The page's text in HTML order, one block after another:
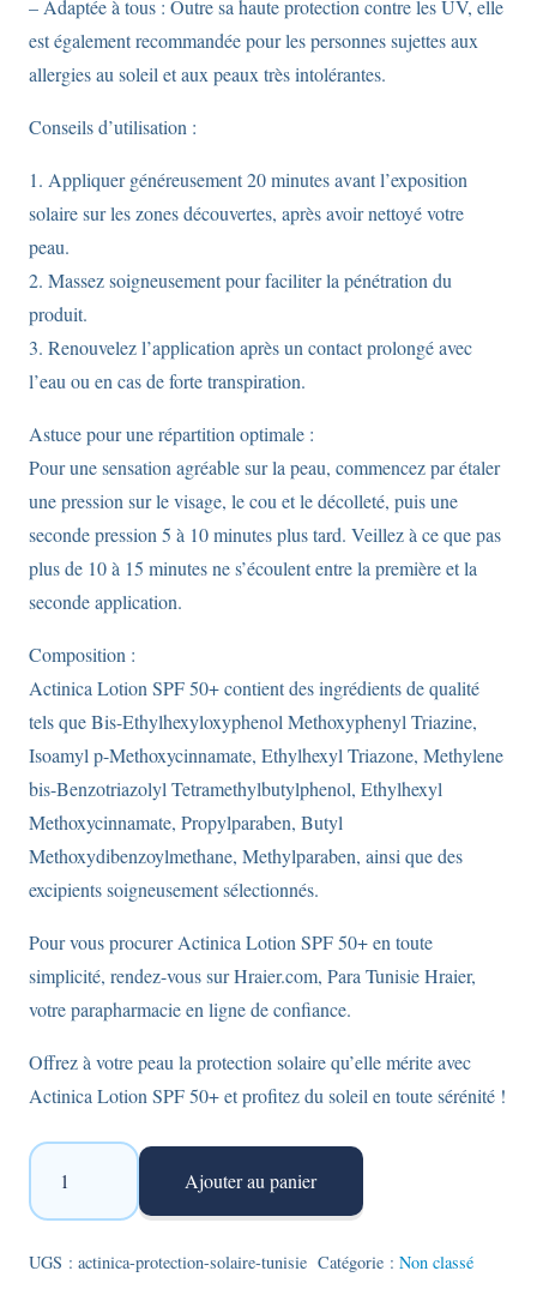
– Adaptée à tous : Outre sa haute protection contre les UV, elle
est également recommandée pour les personnes sujettes aux
allergies au soleil et aux peaux très intolérantes.
Conseils d’utilisation :
1. Appliquer généreusement 20 minutes avant l’exposition
solaire sur les zones découvertes, après avoir nettoyé votre
peau.
2. Massez soigneusement pour faciliter la pénétration du
produit.
3. Renouvelez l’application après un contact prolongé avec
l’eau ou en cas de forte transpiration.
Astuce pour une répartition optimale :
Pour une sensation agréable sur la peau, commencez par étaler
une pression sur le visage, le cou et le décolleté, puis une
seconde pression 5 à 10 minutes plus tard. Veillez à ce que pas
plus de 10 à 15 minutes ne s’écoulent entre la première et la
seconde application.
Composition :
Actinica Lotion SPF 50+ contient des ingrédients de qualité
tels que Bis-Ethylhexyloxyphenol Methoxyphenyl Triazine,
Isoamyl p-Methoxycinnamate, Ethylhexyl Triazone, Methylene
bis-Benzotriazolyl Tetramethylbutylphenol, Ethylhexyl
Methoxycinnamate, Propylparaben, Butyl
Methoxydibenzoylmethane, Methylparaben, ainsi que des
excipients soigneusement sélectionnés.
Pour vous procurer Actinica Lotion SPF 50+ en toute
simplicité, rendez-vous sur Hraier.com, Para Tunisie Hraier,
votre parapharmacie en ligne de confiance.
Offrez à votre peau la protection solaire qu’elle mérite avec
Actinica Lotion SPF 50+ et profitez du soleil en toute sérénité !
quantité
Actinica
protection
Ajouter au panier
UGS : actinica-protection-solaire-tunisie Catégorie : Non classé